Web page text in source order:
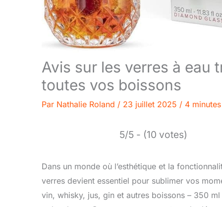
Avis sur les verres à eau
toutes vos boissons
Par Nathalie Roland / 23 juillet 2025 / 4
5/5 - (10 votes)
Dans un monde où l’esthétique et la
verres devient essentiel pour sublimer vos
vin, whisky, jus, gin et autres boissons – 350